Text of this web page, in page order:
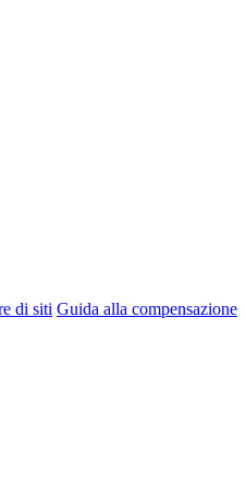
di siti Guida alla compensazione